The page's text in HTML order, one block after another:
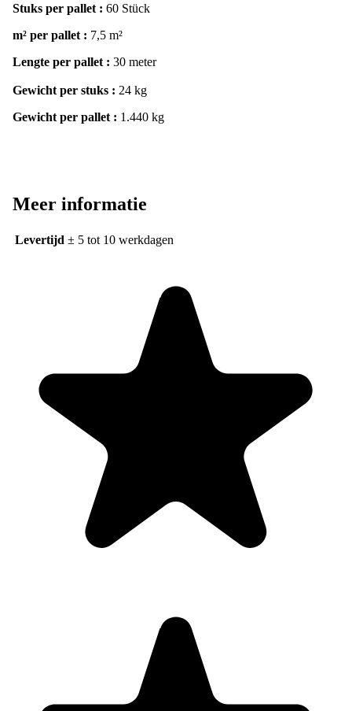
Stuks per pallet : 60 Stück
m² per pallet : 7,5 m²
Lengte per pallet : 30 meter
Gewicht per stuks : 24 kg
Gewicht per pallet : 1.440 kg
Meer informatie
Levertijd ± 5 tot 10 werkdagen